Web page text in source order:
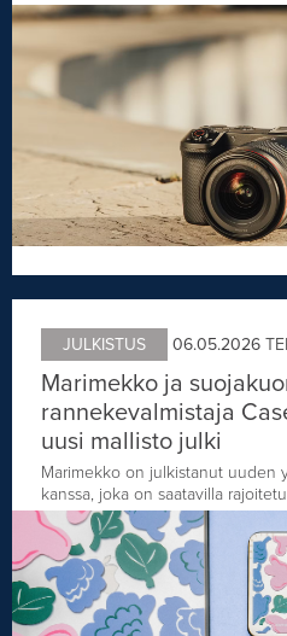
JULKISTUS 06.05.2026
Marimekko ja
rannekevalmistaja
uusi mallisto julki
Marimekko on julkistanut uuden
kanssa, joka on saatavilla